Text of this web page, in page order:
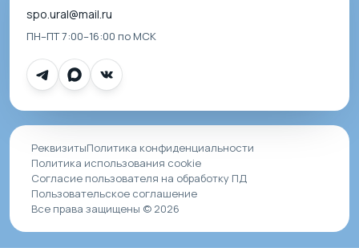
spo.ural@mail.ru
ПН–ПТ 7:00–16:00 по МСК
РеквизитыПолитика конфиденциальности
Политика использования cookie
Согласие пользователя на обработку ПД
Пользовательское соглашение
Все права защищены © 2026